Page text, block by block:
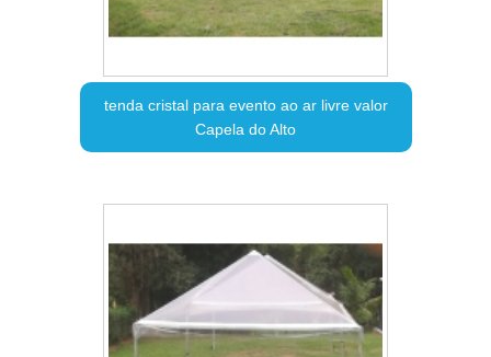
tenda cristal para evento ao ar livre valor
Capela do Alto